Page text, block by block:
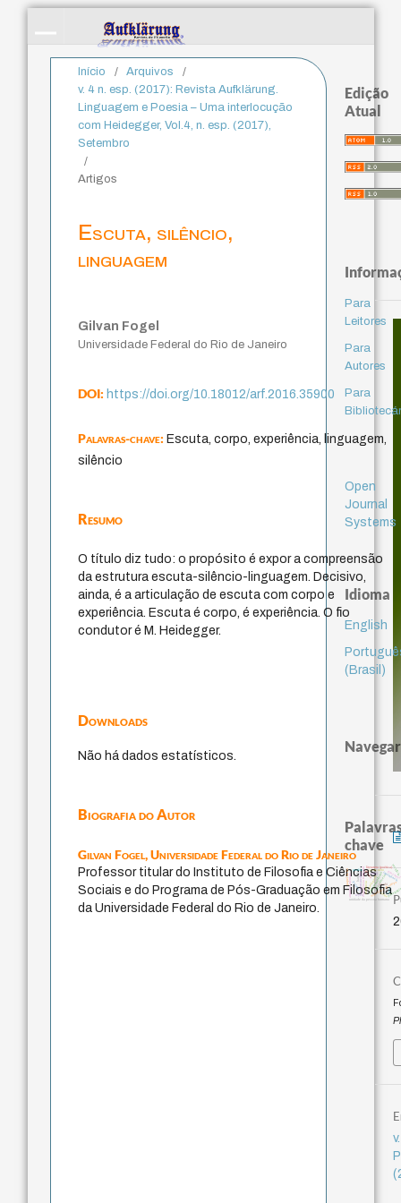
Início / Arquivos
/
v. 4 n. esp. (2017): Revista Aufklärung.
Linguagem e Poesia – Uma interlocução
com Heidegger, Vol.4, n. esp. (2017),
Setembro
/
Artigos
Escuta, silêncio,
linguagem
Gilvan Fogel
Universidade Federal do Rio de Janeiro
DOI:https://doi.org/10.18012/arf.2016.35900
Palavras-chave:Escuta, corpo, experiência, linguagem,
silêncio
Resumo
O título diz tudo: o propósito é expor a compreensão
da estrutura escuta-silêncio-linguagem. Decisivo,
ainda, é a articulação de escuta com corpo e
experiência. Escuta é corpo, é experiência. O fio
condutor é M. Heidegger.
Downloads
Não há dados estatísticos.
Biografia do Autor
Gilvan Fogel,Universidade Federal do Rio de Janeiro
Professor titular do Instituto de Filosofia e Ciências
Sociais e do Programa de Pós-Graduação em Filosofia
da Universidade Federal do Rio de Janeiro.
Edição
Atual
Para
Leitores
Para
Autores
Para
Open
Journal
Systems
Idioma
English
(Brasil)
Navegar
chave
fundamentalismojacobi
protágoras
experiência temporal metafísica do tempo
género
idade
intolerância
homem-medida
j.c.m. neto
palavra
literatura (poética)
perdón
leyes
violencia logos
lei
unidade da pessoa humana
arquivos mentais desejo
papel da lei sacrifício
bataille mind